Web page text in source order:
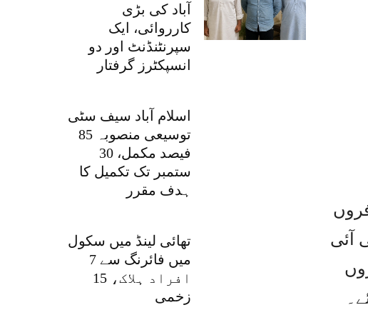
آباد کی بڑی
کارروائی، ایک
سپرنٹنڈنٹ اور دو
انسپکٹرز گرفتار
اسلام آباد سیف سٹی
توسیعی منصوبہ 85
فیصد مکمل، 30
ستمبر تک تکمیل کا
ہدف مقرر
تھائی لینڈ میں سکول
میں فائرنگ سے 7
افراد ہلاک، 15
زخمی
مسافروں
آئی
والے 24 مسافروں